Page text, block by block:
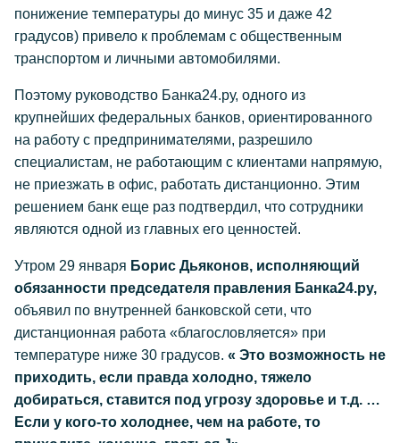
понижение температуры до минус 35 и даже 42
градусов) привело к проблемам с общественным
транспортом и личными автомобилями.
Поэтому руководство Банка24.ру, одного из
крупнейших федеральных банков, ориентированного
на работу с предпринимателями, разрешило
специалистам, не работающим с клиентами напрямую,
не приезжать в офис, работать дистанционно. Этим
решением банк еще раз подтвердил, что сотрудники
являются одной из главных его ценностей.
Утром 29 января Борис Дьяконов, исполняющий
обязанности председателя правления Банка24.ру,
объявил по внутренней банковской сети, что
дистанционная работа «благословляется» при
температуре ниже 30 градусов. « Это возможность не
приходить, если правда холодно, тяжело
добираться, ставится под угрозу здоровье и т.д. …
Если у кого-то холоднее, чем на работе, то